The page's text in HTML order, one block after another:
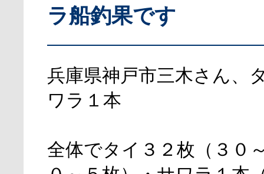
ラ船釣果です
兵庫県神戸市三木さん、
ワラ１本
全体でタイ３２枚（３０